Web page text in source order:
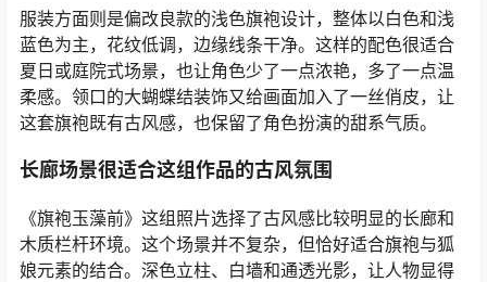
服装方面则是偏改良款的浅色旗袍设计，整体以白色和浅
蓝色为主，花纹低调，边缘线条干净。这样的配色很适合
夏日或庭院式场景，也让角色少了一点浓艳，多了一点温
柔感。领口的大蝴蝶结装饰又给画面加入了一丝俏皮，让
这套旗袍既有古风感，也保留了角色扮演的甜系气质。
长廊场景很适合这组作品的古风氛围
《旗袍玉藻前》这组照片选择了古风感比较明显的长廊和
木质栏杆环境。这个场景并不复杂，但恰好适合旗袍与狐
娘元素的结合。深色立柱、白墙和通透光影，让人物显得